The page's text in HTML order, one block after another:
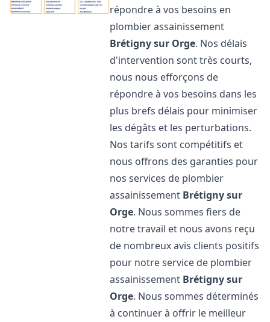
répondre à vos besoins en
plombier assainissement
Brétigny sur Orge. Nos délais
d'intervention sont très courts,
nous nous efforçons de
répondre à vos besoins dans les
plus brefs délais pour minimiser
les dégâts et les perturbations.
Nos tarifs sont compétitifs et
nous offrons des garanties pour
nos services de plombier
assainissement Brétigny sur
Orge. Nous sommes fiers de
notre travail et nous avons reçu
de nombreux avis clients positifs
pour notre service de plombier
assainissement Brétigny sur
Orge. Nous sommes déterminés
à continuer à offrir le meilleur